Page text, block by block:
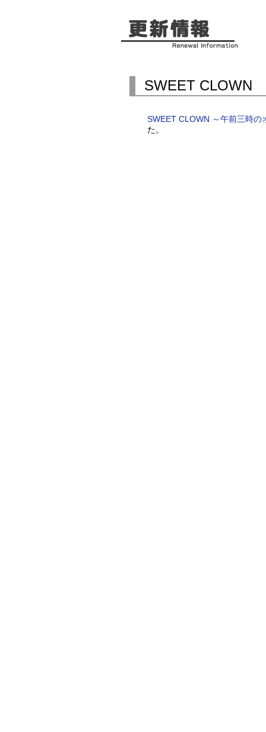
SWEET CLOWN
SWEET CLOWN ～午前三時
た。